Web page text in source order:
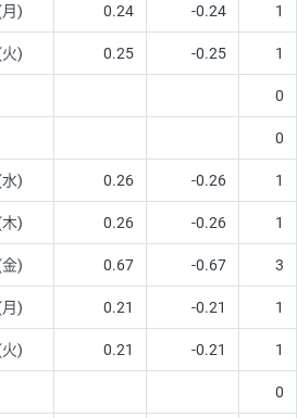
) 0.24 -0.24 1
) 0.25 -0.25 1
0
0
) 0.26 -0.26 1
) 0.26 -0.26 1
) 0.67 -0.67 3
) 0.21 -0.21 1
) 0.21 -0.21 1
0